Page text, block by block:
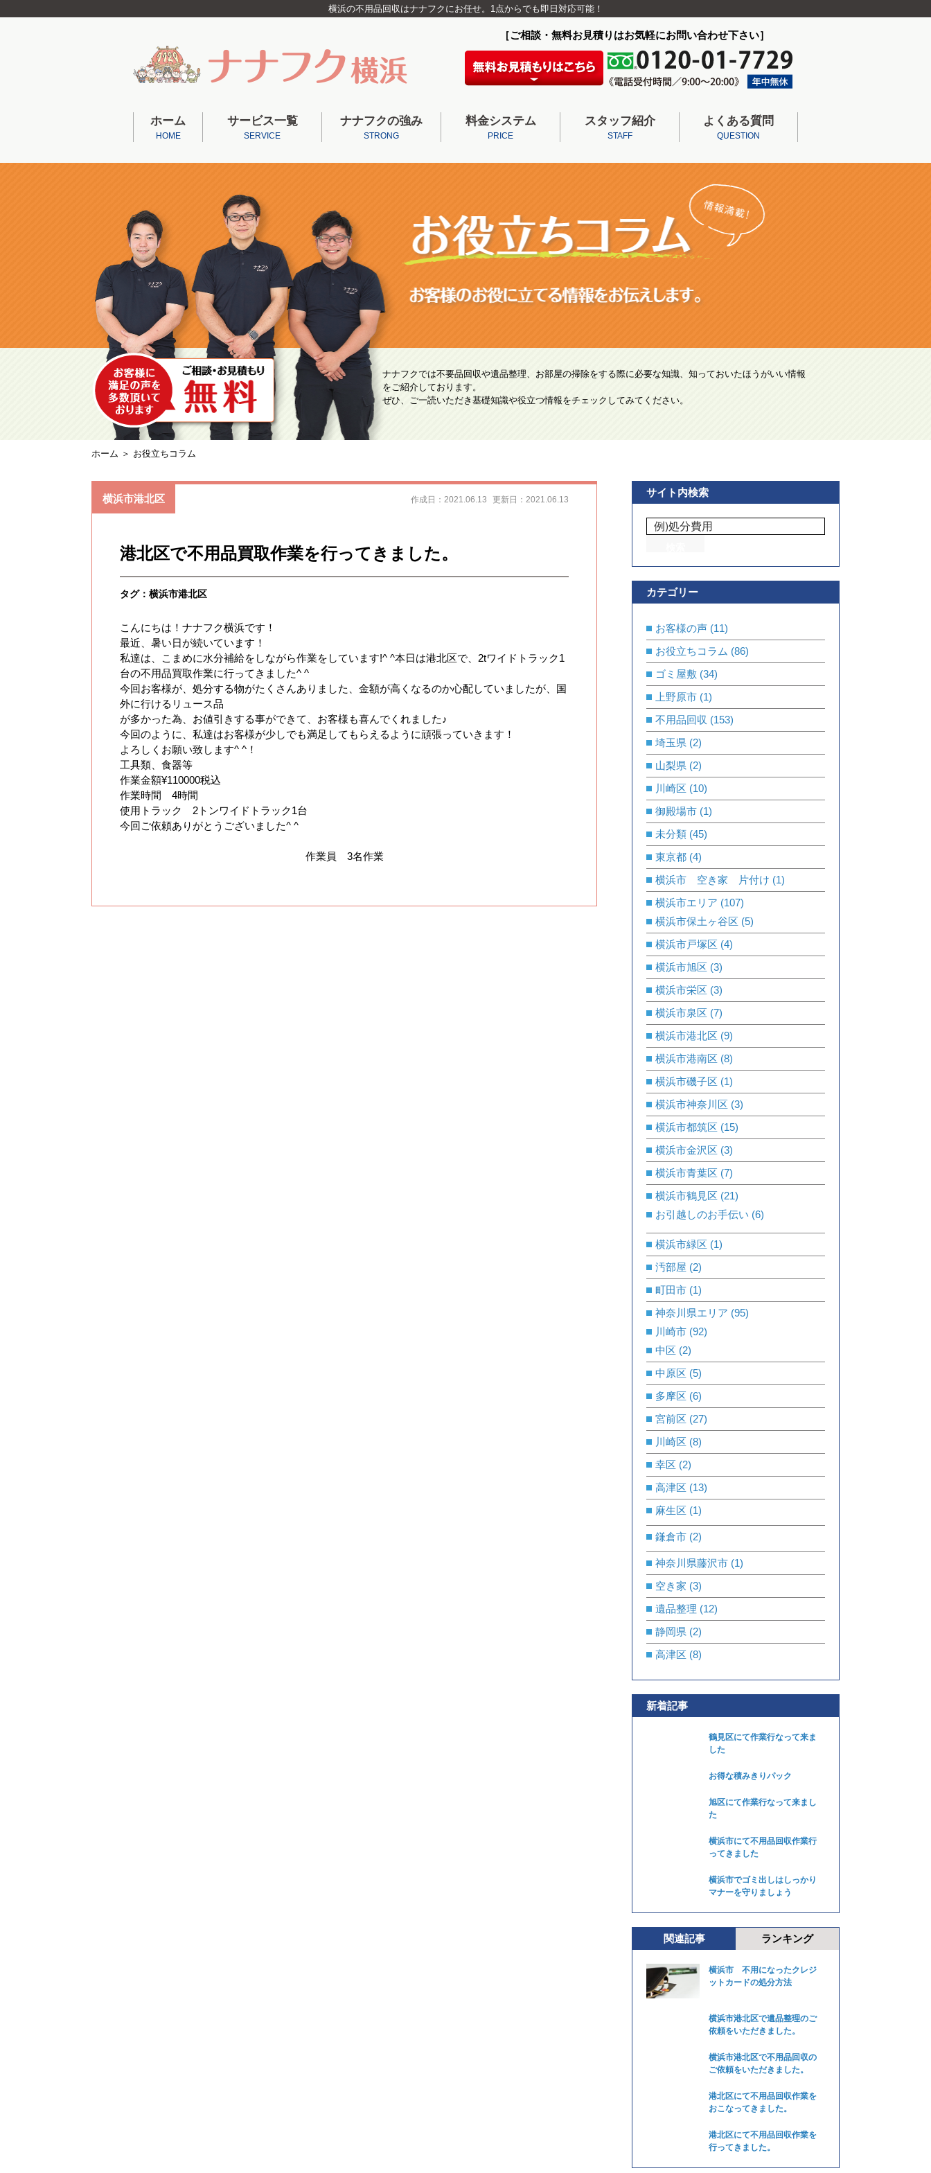
横浜の不用品回収はナナフクにお任せ。1点からでも即日対応可能！
［ご相談・無料お見積りはお気軽にお問い合わせ下さい］
ホーム
HOME
サービス一覧
SERVICE
ナナフクの強み
STRONG
料金システム
PRICE
スタッフ紹介
STAFF
よくある質問
QUESTION
ナナフクでは不要品回収や遺品整理、お部屋の掃除をする際に必要な知識、知っておいたほうがいい情報
をご紹介しております。
ぜひ、ご一読いただき基礎知識や役立つ情報をチェックしてみてください。
ホーム ＞ お役立ちコラム
横浜市港北区 作成日：2021.06.13 更新日：2021.06.13
港北区で不用品買取作業を行ってきました。
タグ： 横浜市港北区
こんにちは！ナナフク横浜です！
最近、暑い日が続いています！
私達は、こまめに水分補給をしながら作業をしています!^ ^本日は港北区で、2tワイドトラック1
台の不用品買取作業に行ってきました^ ^
今回お客様が、処分する物がたくさんありました、金額が高くなるのか心配していましたが、国
外に行けるリュース品
が多かった為、お値引きする事ができて、お客様も喜んでくれました♪
今回のように、私達はお客様が少しでも満足してもらえるように頑張っていきます！
よろしくお願い致します^ ^！
工具類、食器等
作業金額¥110000税込
作業時間 4時間
使用トラック 2トンワイドトラック1台
今回ご依頼ありがとうございました^ ^
作業員 3名作業
サイト内検索
カテゴリー
お客様の声 (11)
お役立ちコラム (86)
ゴミ屋敷 (34)
上野原市 (1)
不用品回収 (153)
埼玉県 (2)
山梨県 (2)
川崎区 (10)
御殿場市 (1)
未分類 (45)
東京都 (4)
横浜市 空き家 片付け (1)
横浜市エリア (107)
横浜市保土ヶ谷区 (5)
横浜市戸塚区 (4)
横浜市旭区 (3)
横浜市栄区 (3)
横浜市泉区 (7)
横浜市港北区 (9)
横浜市港南区 (8)
横浜市磯子区 (1)
横浜市神奈川区 (3)
横浜市都筑区 (15)
横浜市金沢区 (3)
横浜市青葉区 (7)
横浜市鶴見区 (21)
お引越しのお手伝い (6)
横浜市緑区 (1)
汚部屋 (2)
町田市 (1)
神奈川県エリア (95)
川崎市 (92)
中区 (2)
中原区 (5)
多摩区 (6)
宮前区 (27)
川崎区 (8)
幸区 (2)
高津区 (13)
麻生区 (1)
鎌倉市 (2)
神奈川県藤沢市 (1)
空き家 (3)
遺品整理 (12)
静岡県 (2)
高津区 (8)
新着記事
鶴見区にて作業行なって来ま
した
お得な積みきりパック
旭区にて作業行なって来まし
た
横浜市にて不用品回収作業行
ってきました
横浜市でゴミ出しはしっかり
マナーを守りましょう
関連記事 ランキング
横浜市 不用になったクレジ
ットカードの処分方法
横浜市港北区で遺品整理のご
依頼をいただきました。
横浜市港北区で不用品回収の
ご依頼をいただきました。
港北区にて不用品回収作業を
おこなってきました。
港北区にて不用品回収作業を
行ってきました。